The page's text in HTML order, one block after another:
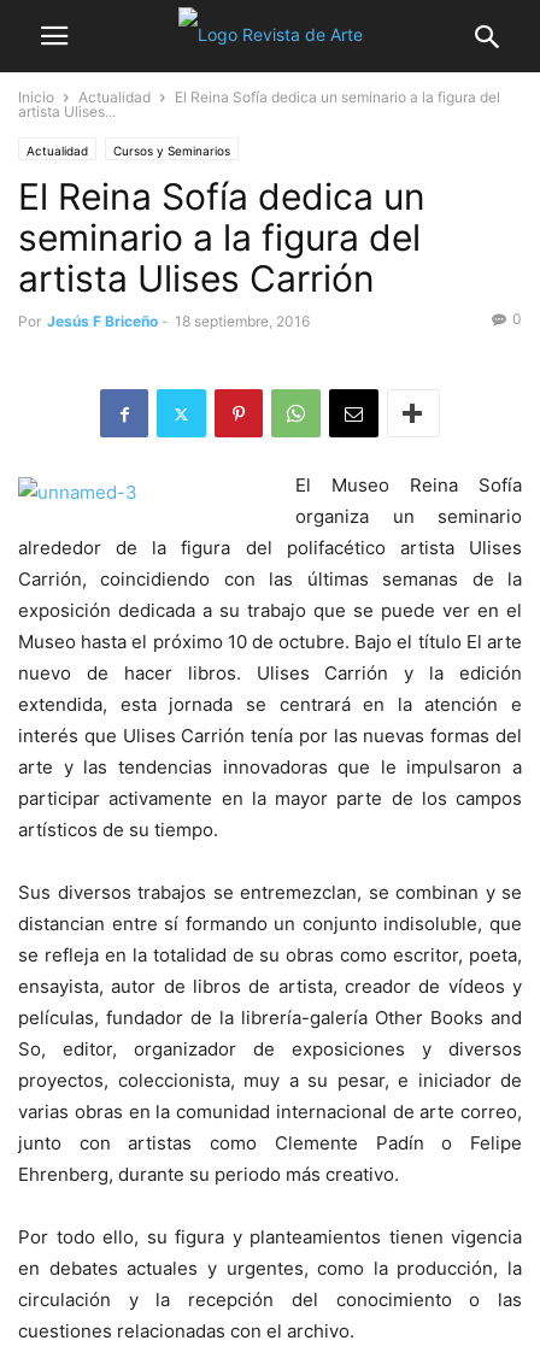
Inicio Actualidad
El Reina Sofía dedica un seminario a la figura del
artista Ulises...
Actualidad Cursos y Seminarios
El Reina Sofía dedica un
seminario a la figura del
artista Ulises Carrión
Por Jesús F Briceño - 18 septiembre, 2016 0
El Museo Reina Sofía
organiza un seminario
alrededor de la figura del polifacético artista Ulises
Carrión, coincidiendo con las últimas semanas de la
exposición dedicada a su trabajo que se puede ver en el
Museo hasta el próximo 10 de octubre. Bajo el título El arte
nuevo de hacer libros. Ulises Carrión y la edición
extendida, esta jornada se centrará en la atención e
interés que Ulises Carrión tenía por las nuevas formas del
arte y las tendencias innovadoras que le impulsaron a
participar activamente en la mayor parte de los campos
artísticos de su tiempo.
Sus diversos trabajos se entremezclan, se combinan y se
distancian entre sí formando un conjunto indisoluble, que
se refleja en la totalidad de su obras como escritor, poeta,
ensayista, autor de libros de artista, creador de vídeos y
películas, fundador de la librería-galería Other Books and
So, editor, organizador de exposiciones y diversos
proyectos, coleccionista, muy a su pesar, e iniciador de
varias obras en la comunidad internacional de arte correo,
junto con artistas como Clemente Padín o Felipe
Ehrenberg, durante su periodo más creativo.
Por todo ello, su figura y planteamientos tienen vigencia
en debates actuales y urgentes, como la producción, la
circulación y la recepción del conocimiento o las
cuestiones relacionadas con el archivo.